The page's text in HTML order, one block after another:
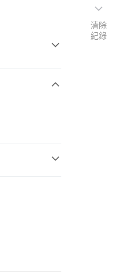
清除
紀錄